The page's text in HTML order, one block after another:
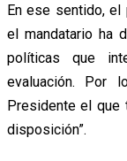
En ese sentido, el
el mandatario ha
políticas que
evaluación. Por
Presidente el que
disposición”.